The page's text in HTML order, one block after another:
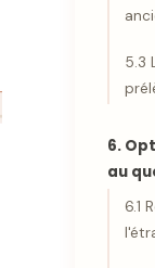
5.3
6.
au
6.1